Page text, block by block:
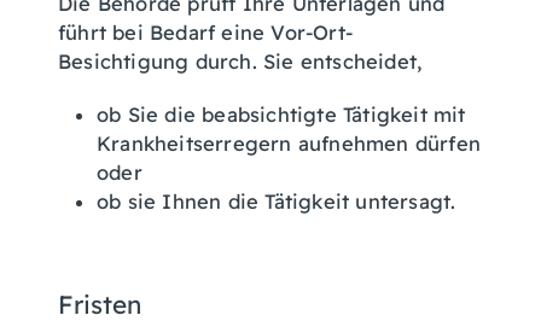
führt bei Bedarf eine Vor-Ort-
Besichtigung durch. Sie entscheidet,
ob Sie die beabsichtigte Tätigkeit mit
Krankheitserregern aufnehmen dürfen
oder
ob sie Ihnen die Tätigkeit untersagt.
Fristen